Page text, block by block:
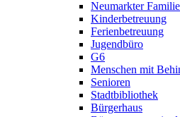
Neumarkter
Kinderbetreuung
Ferienbetreuung
Jugendbüro
G6
Menschen mit
Senioren
Stadtbibliothek
Bürgerhaus